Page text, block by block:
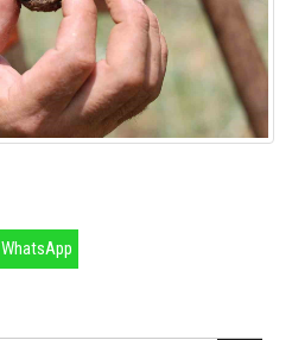
WhatsApp